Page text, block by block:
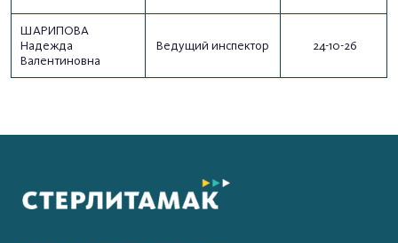
ШАРИПОВА
Надежда
Валентиновна
Ведущий инспектор 24-10-26